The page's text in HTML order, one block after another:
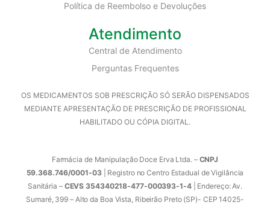
Política de Reembolso e Devoluções
Atendimento
Central de Atendimento
Perguntas Frequentes
OS MEDICAMENTOS SOB PRESCRIÇÃO SÓ SERÃO DISPENSADOS
MEDIANTE APRESENTAÇÃO DE PRESCRIÇÃO DE PROFISSIONAL
HABILITADO OU CÓPIA DIGITAL.
Farmácia de Manipulação Doce Erva Ltda. – CNPJ
59.368.746/0001-03| Registro no Centro Estadual de Vigilância
Sanitária –CEVS 354340218-477-000393-1-4| Endereço: Av.
Sumaré, 399 – Alto da Boa Vista, Ribeirão Preto (SP)- CEP 14025-